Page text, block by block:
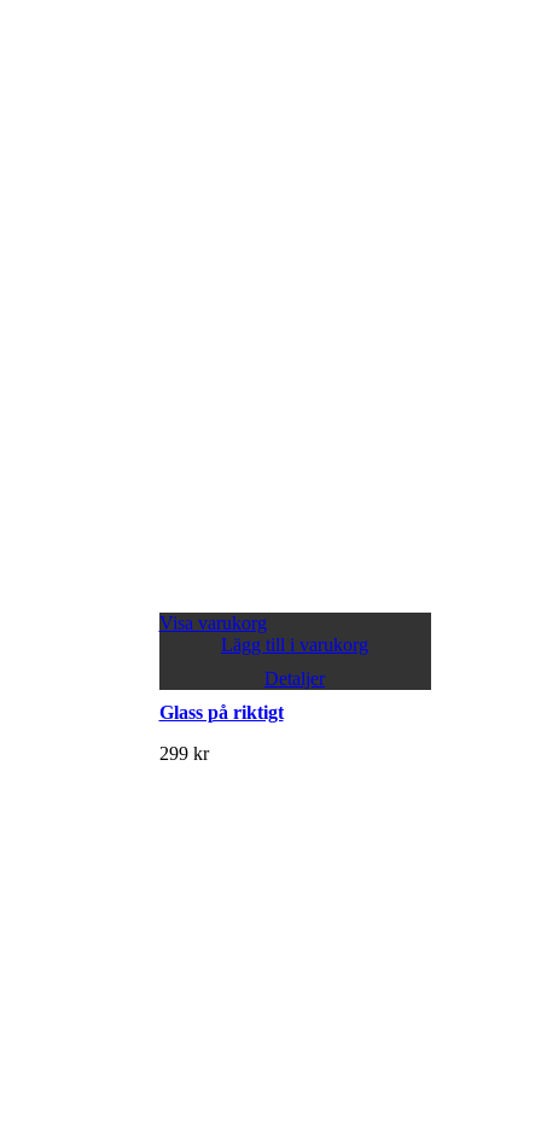
Visa varukorg
Lägg till i varukorg
Detaljer
Glass på riktigt
299 kr